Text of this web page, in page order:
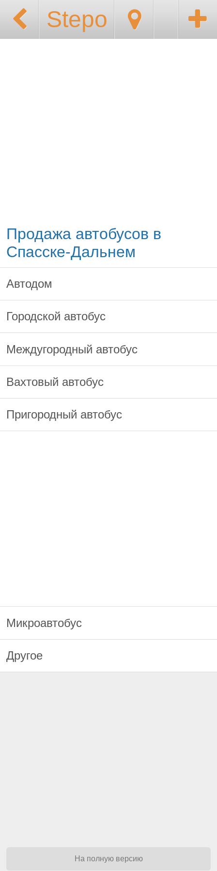
Stepo
Продажа автобусов в
Спасске-Дальнем
Автодом
Городской автобус
Междугородный автобус
Вахтовый автобус
Пригородный автобус
Микроавтобус
Другое
На полную версию